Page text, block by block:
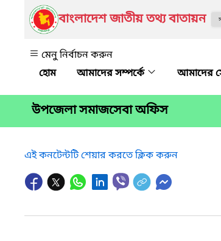
বাংলাদেশ জাতীয় তথ্য বাতায়ন
মেনু নির্বাচন করুন
আমাদের সম্পর্কে
আমাদের
উপজেলা সমাজসেবা অফিস
এই কনটেন্টটি শেয়ার করতে ক্লিক করুন